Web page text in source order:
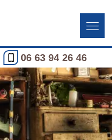
06 63 94 26 46